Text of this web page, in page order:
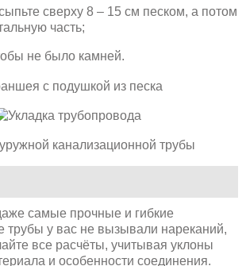
сверху 8 – 15 см песком, а потом
часть;
не было камней.
самые прочные и гибкие
трубы у вас не вызывали нареканий,
все расчёты, учитывая уклоны
и особенности соединения.